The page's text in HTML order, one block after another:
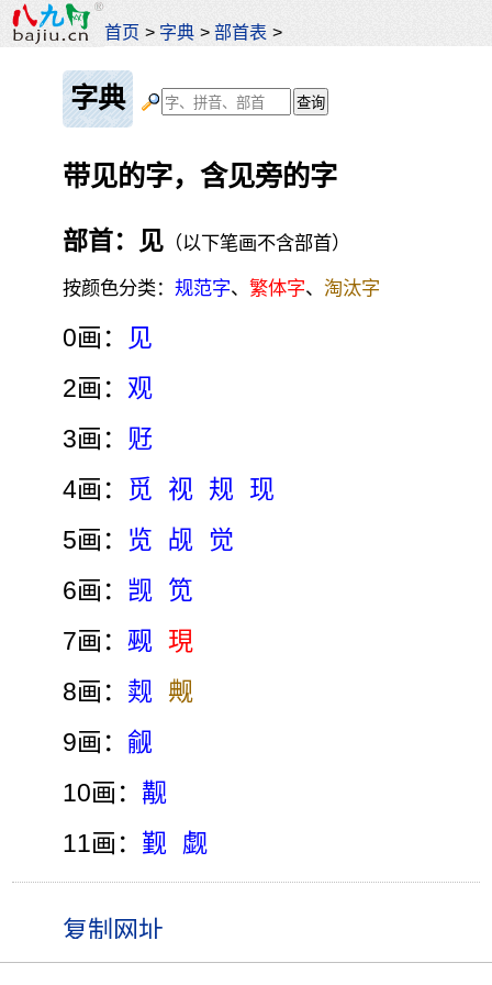
首页 > 字典 >部首表 >
字典
带见的字，含见旁的字
部首：见 （以下笔画不含部首）
按颜色分类：规范字、繁体字、淘汰字
0画：
见
2画： 观
3画： 觃
4画： 觅 视 规
现
5画： 览 觇
觉
6画： 觊 笕
7画：觋 現
8画： 觌 觍
9画：觎
10画：觏
11画： 觐 觑